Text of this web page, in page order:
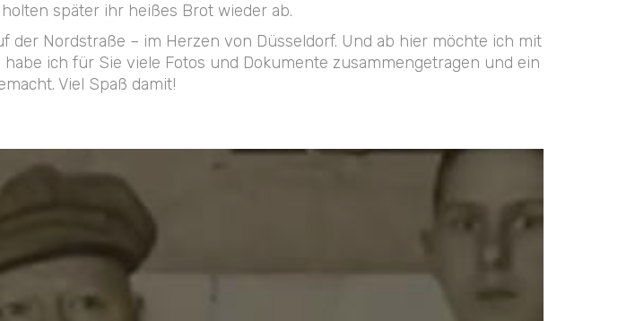
später ihr heißes Brot wieder ab.
der Nordstraße – im Herzen von Düsseldorf. Und ab hier möchte ich mit
ich für Sie viele Fotos und Dokumente zusammengetragen und ein
Viel Spaß damit!